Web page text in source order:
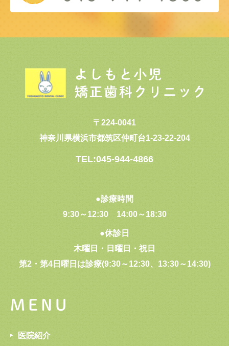
〒224-0041
神奈川県横浜市都筑区仲町台1-23-22-204
TEL:045-944-4866
●診療時間
9:30～12:30 14:00～18:30
●休診日
木曜日・日曜日・祝日
第2・第4日曜日は診療(9:30～12:30、13:30～14:30)
MENU
医院紹介